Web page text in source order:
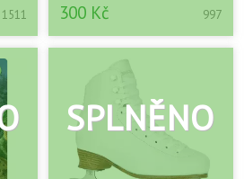
1511 300 Kč 997